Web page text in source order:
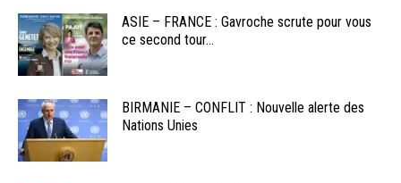
ASIE – FRANCE : Gavroche scrute pour vous
ce second tour...
BIRMANIE – CONFLIT : Nouvelle alerte des
Nations Unies